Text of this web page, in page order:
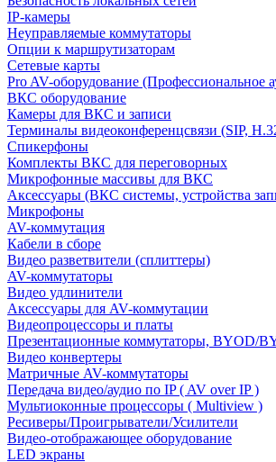
IP-камеры
Неуправляемые коммутаторы
Опции к маршрутизаторам
Сетевые карты
Pro AV-оборудование (Профессиональное
ВКС оборудование
Камеры для ВКС и записи
Терминалы видеоконференцсвязи (SIP,
Спикерфоны
Комплекты ВКС для переговорных
Микрофонные массивы для ВКС
Аксессуары (ВКС системы, устройства
Микрофоны
AV-коммутация
Кабели в сборе
Видео разветвители (сплиттеры)
AV-коммутаторы
Видео удлинители
Аксессуары для AV-коммутации
Видеопроцессоры и платы
Презентационные коммутаторы, BYOD/
Видео конвертеры
Матричные AV-коммутаторы
Передача видео/аудио по IP ( AV over IP )
Мультиоконные процессоры ( Multiview )
Ресиверы/Проигрыватели/Усилители
Видео-отображающее оборудование
LED экраны